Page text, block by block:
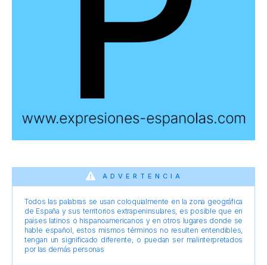
ADVERTENCIA
Todos las palabras se usan coloquialmente en la zona geográfica
de España y sus territorios extrapeninsulares, es posible que en
países latinos o hispanoamericanos y en otros lugares donde se
hable español, estos mismos términos no resulten entendibles,
tengan un significado diferente, o puedan ser malinterpretados
por las demás personas